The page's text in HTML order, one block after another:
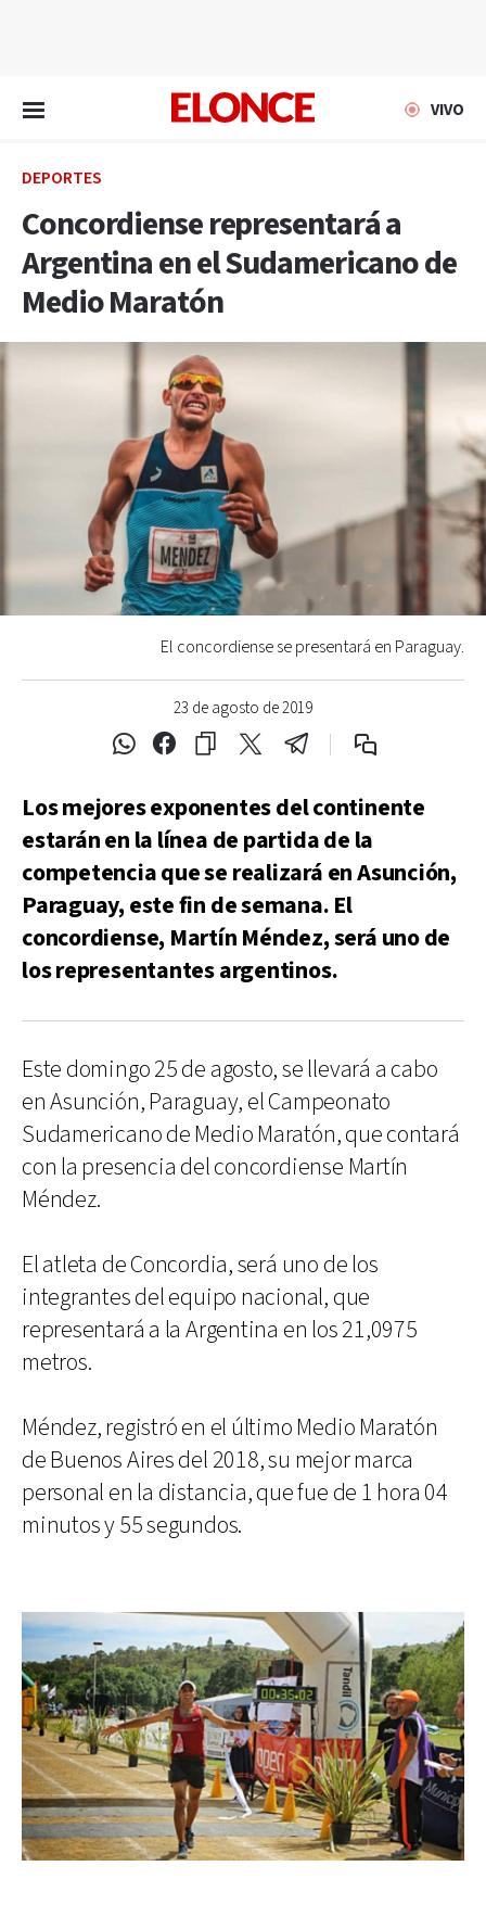
VIVO
DEPORTES
Concordiense representará a
Argentina en el Sudamericano de
Medio Maratón
23 de agosto de 2019
El concordiense se presentará en Paraguay.
Los mejores exponentes del continente
estarán en la línea de partida de la
competencia que se realizará en Asunción,
Paraguay, este fin de semana. El
concordiense, Martín Méndez, será uno de
los representantes argentinos.
Este domingo 25 de agosto, se llevará a cabo
en Asunción, Paraguay, el Campeonato
Sudamericano de Medio Maratón, que contará
con la presencia del concordiense Martín
Méndez.
El atleta de Concordia, será uno de los
integrantes del equipo nacional, que
representará a la Argentina en los 21,0975
metros.
Méndez, registró en el último Medio Maratón
de Buenos Aires del 2018, su mejor marca
personal en la distancia, que fue de 1 hora 04
minutos y 55 segundos.